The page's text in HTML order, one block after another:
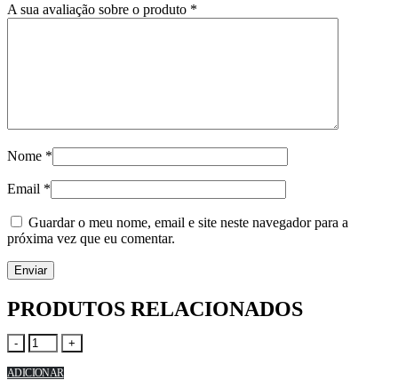
A sua avaliação sobre o produto *
Nome *
Email *
Guardar o meu nome, email e site neste navegador para a
próxima vez que eu comentar.
PRODUTOS RELACIONADOS
- +
ADICIONAR